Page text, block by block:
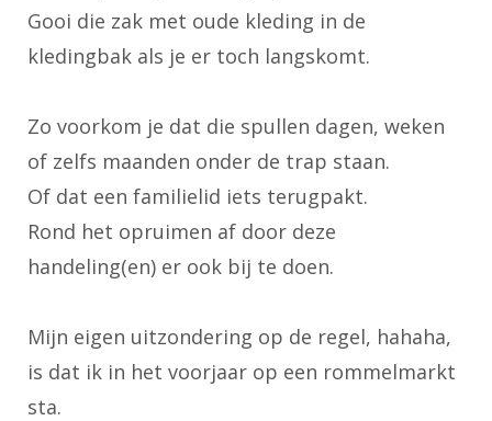
Gooi die zak met oude kleding in de
kledingbak als je er toch langskomt.
Zo voorkom je dat die spullen dagen, weken
of zelfs maanden onder de trap staan.
Of dat een familielid iets terugpakt.
Rond het opruimen af door deze
handeling(en) er ook bij te doen.
Mijn eigen uitzondering op de regel, hahaha,
is dat ik in het voorjaar op een rommelmarkt
sta.